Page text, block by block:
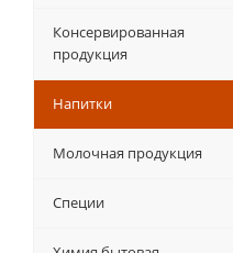
Консервированная
продукция
Напитки
Молочная продукция
Специи